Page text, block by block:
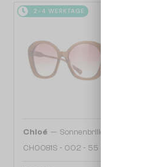
2-4 WERKTAGE
Chloé — Sonnenbrillen
CH0081S - 002 - 55